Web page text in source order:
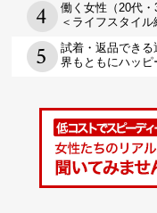
働く女性（20代
＜ライフスタイル
試着・返品でき
界もともにハッピ